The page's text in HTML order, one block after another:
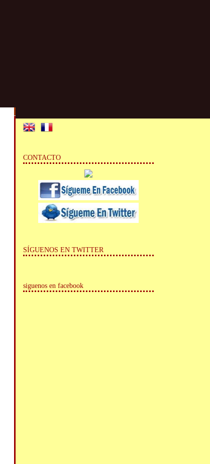
CONTACTO
SÍGUENOS EN TWITTER
siguenos en facebook